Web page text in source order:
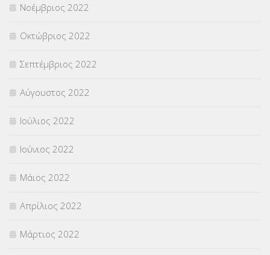
Νοέμβριος 2022
Οκτώβριος 2022
Σεπτέμβριος 2022
Αύγουστος 2022
Ιούλιος 2022
Ιούνιος 2022
Μάιος 2022
Απρίλιος 2022
Μάρτιος 2022